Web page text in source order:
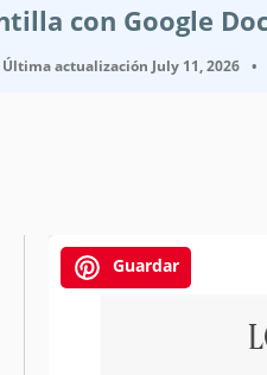
con Google
Última actualización July 11, 2026 •
Guardar